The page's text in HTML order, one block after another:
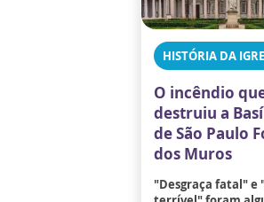
HISTÓRIA DA
O incêndio
destruiu a
de São Paulo
dos Muros
"Desgraça fatal" e